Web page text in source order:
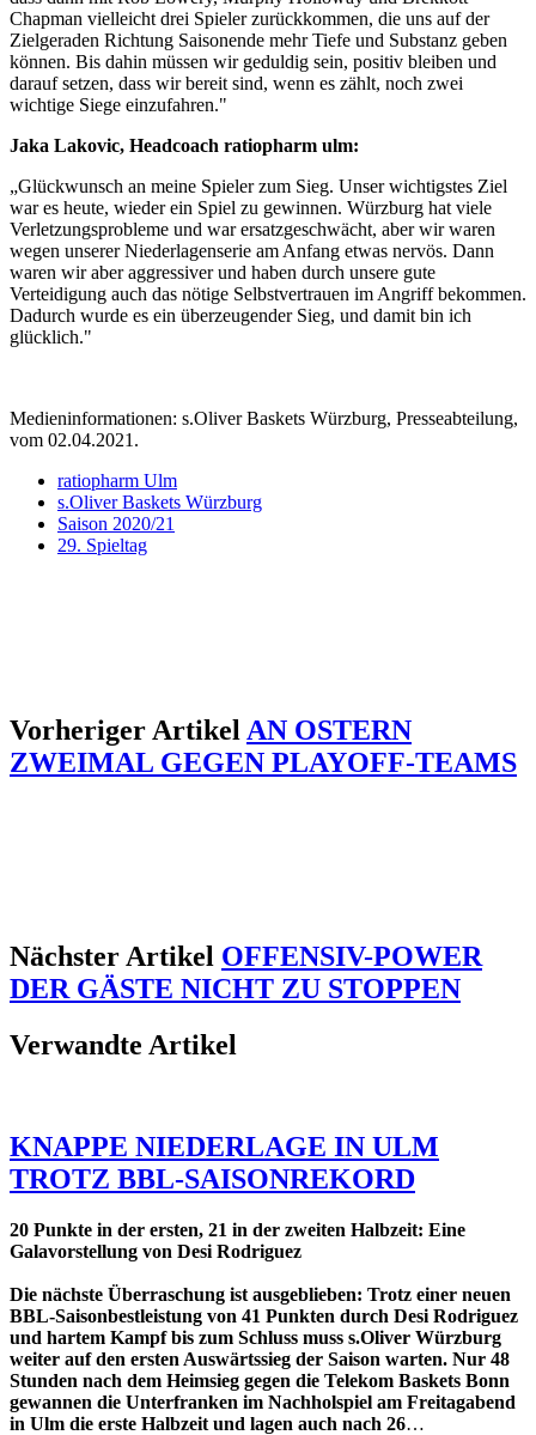
Chapman vielleicht drei Spieler zurückkommen, die uns auf der
Zielgeraden Richtung Saisonende mehr Tiefe und Substanz geben
können. Bis dahin müssen wir geduldig sein, positiv bleiben und
darauf setzen, dass wir bereit sind, wenn es zählt, noch zwei
wichtige Siege einzufahren."
Jaka Lakovic, Headcoach ratiopharm ulm:
„Glückwunsch an meine Spieler zum Sieg. Unser wichtigstes Ziel
war es heute, wieder ein Spiel zu gewinnen. Würzburg hat viele
Verletzungsprobleme und war ersatzgeschwächt, aber wir waren
wegen unserer Niederlagenserie am Anfang etwas nervös. Dann
waren wir aber aggressiver und haben durch unsere gute
Verteidigung auch das nötige Selbstvertrauen im Angriff bekommen.
Dadurch wurde es ein überzeugender Sieg, und damit bin ich
glücklich."
Medieninformationen: s.Oliver Baskets Würzburg, Presseabteilung,
vom 02.04.2021.
ratiopharm Ulm
s.Oliver Baskets Würzburg
Saison 2020/21
29. Spieltag
Vorheriger Artikel AN OSTERN
ZWEIMAL GEGEN PLAYOFF-TEAMS
Nächster Artikel OFFENSIV-POWER
DER GÄSTE NICHT ZU STOPPEN
Verwandte Artikel
KNAPPE NIEDERLAGE IN ULM
TROTZ BBL-SAISONREKORD
20 Punkte in der ersten, 21 in der zweiten Halbzeit: Eine
Galavorstellung von Desi Rodriguez
Die nächste Überraschung ist ausgeblieben: Trotz einer neuen
BBL-Saisonbestleistung von 41 Punkten durch Desi Rodriguez
und hartem Kampf bis zum Schluss muss s.Oliver Würzburg
weiter auf den ersten Auswärtssieg der Saison warten. Nur 48
Stunden nach dem Heimsieg gegen die Telekom Baskets Bonn
gewannen die Unterfranken im Nachholspiel am Freitagabend
in Ulm die erste Halbzeit und lagen auch nach 26…